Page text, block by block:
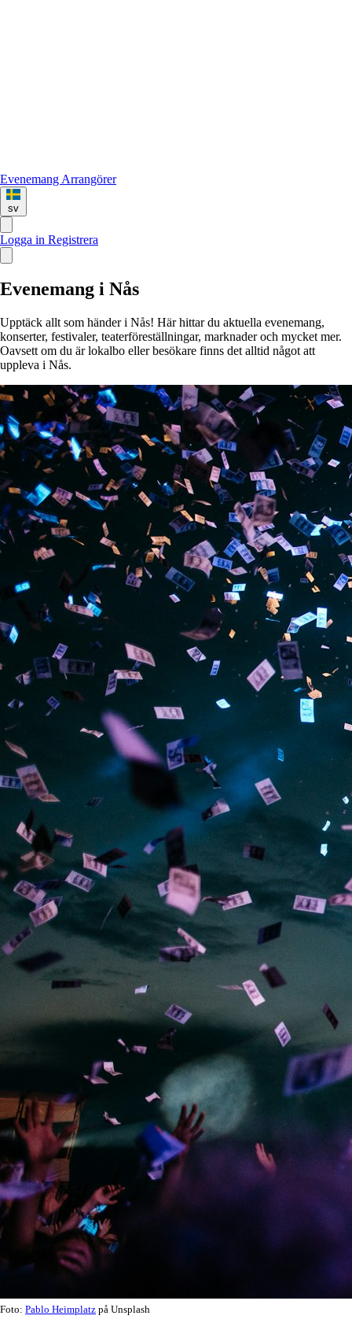
Evenemang Arrangörer
sv
Logga in Registrera
Evenemang i Nås
Upptäck allt som händer i Nås! Här hittar du aktuella evenemang,
konserter, festivaler, teaterföreställningar, marknader och mycket mer.
Oavsett om du är lokalbo eller besökare finns det alltid något att
uppleva i Nås.
Foto: Pablo Heimplatz på Unsplash